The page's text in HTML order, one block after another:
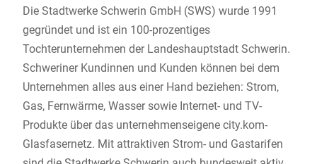
Die Stadtwerke Schwerin GmbH (SWS) wurde 1991
gegründet und ist ein 100-prozentiges
Tochterunternehmen der Landeshauptstadt Schwerin.
Schweriner Kundinnen und Kunden können bei dem
Unternehmen alles aus einer Hand beziehen: Strom,
Gas, Fernwärme, Wasser sowie Internet- und TV-
Produkte über das unternehmenseigene city.kom-
Glasfasernetz. Mit attraktiven Strom- und Gastarifen